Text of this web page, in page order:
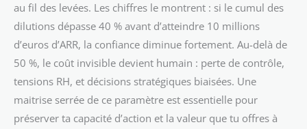
au fil des levées. Les chiffres le montrent : si le cumul des
dilutions dépasse 40 % avant d’atteindre 10 millions
d’euros d’ARR, la confiance diminue fortement. Au-delà de
50 %, le coût invisible devient humain : perte de contrôle,
tensions RH, et décisions stratégiques biaisées. Une
maitrise serrée de ce paramètre est essentielle pour
préserver ta capacité d’action et la valeur que tu offres à